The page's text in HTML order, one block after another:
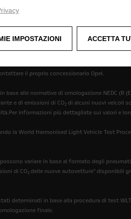
materiale sul sito fornite "così come sono",
le rappresentazioni, garanzie e condizioni o
opzionali non inclusi nella
possono discostarsi dai colori reali. Gli
variare o essere disponibili solo in alcuni
il proprio concessionario Opel.
base alle normative di omologazione NEDC (R
e di emissioni di CO2 di alcuni nuovi veicoli
informazioni più dettagliate sui valori e
la World Harmonised Light Vehicle Test
variare in base al formato degli
di CO2 delle nuove autovetture" disponibili
determinati in base alla procedura di test
finale.
IMPOSTAZIONI ACCETTA